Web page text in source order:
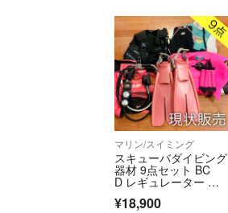
マリン/スイミング
スキューバダイビング
器材 9点セット BC
D レギュレーター ス
ーツ 現状販売
¥18,900